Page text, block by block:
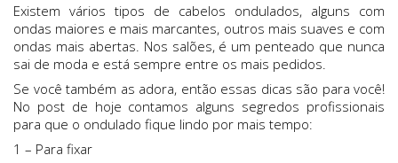
Existem vários tipos de cabelos ondulados, alguns com
ondas maiores e mais marcantes, outros mais suaves e com
ondas mais abertas. Nos salões, é um penteado que nunca
sai de moda e está sempre entre os mais pedidos.
Se você também as adora, então essas dicas são para você!
No post de hoje contamos alguns segredos profissionais
para que o ondulado fique lindo por mais tempo:
1 – Para fixar